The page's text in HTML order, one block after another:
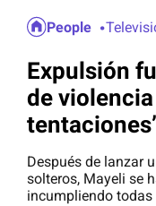
People
Expulsión
de violencia
tentaciones’
Después de lanzar
solteros, Mayeli se
incumpliendo